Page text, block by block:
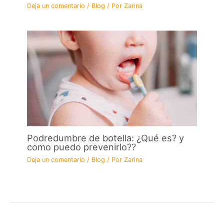
Deja un comentario / Blog / PorZarina
Podredumbre de botella: ¿Qué es? y
como puedo prevenirlo??
Deja un comentario / Blog / PorZarina